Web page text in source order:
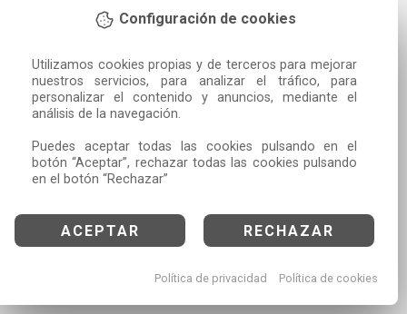
Configuración de cookies
Utilizamos cookies propias y de terceros para mejorar
nuestros servicios, para analizar el tráfico, para
personalizar el contenido y anuncios, mediante el
análisis de la navegación.
Puedes aceptar todas las cookies pulsando en el
botón “Aceptar”, rechazar todas las cookies pulsando
en el botón “Rechazar”
ACEPTAR RECHAZAR
Política de privacidad Política de cookies